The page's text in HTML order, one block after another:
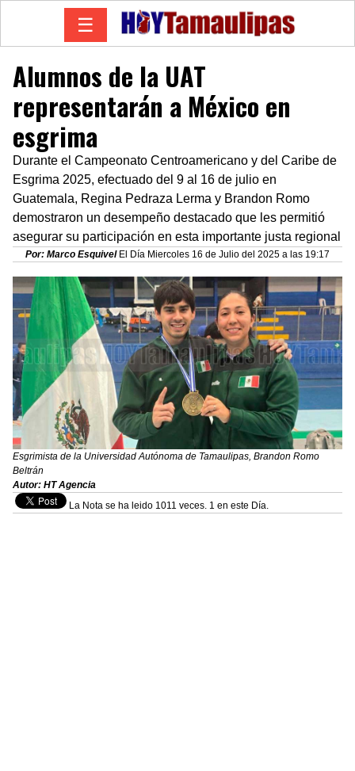
☰
Alumnos de la UAT
representarán a México en
esgrima
Durante el Campeonato Centroamericano y del Caribe de
Esgrima 2025, efectuado del 9 al 16 de julio en
Guatemala, Regina Pedraza Lerma y Brandon Romo
demostraron un desempeño destacado que les permitió
asegurar su participación en esta importante justa regional
Por: Marco Esquivel El Día Miercoles 16 de Julio del 2025 a las 19:17
Esgrimista de la Universidad Autónoma de Tamaulipas, Brandon Romo
Beltrán
Autor: HT Agencia
La Nota se ha leido 1011 veces. 1 en este Día.